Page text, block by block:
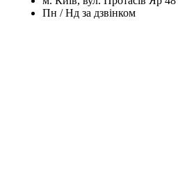
Пн / Нд за дзвінком